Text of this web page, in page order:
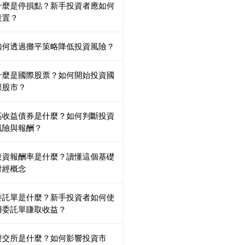
麼是停損點？新手投資者應如何
？
何透過攤平策略降低投資風險？
麼是國際股票？如何開始投資國
市？
收益債券是什麼？如何判斷投資
險與報酬？
資報酬率是什麼？讀懂這個基礎
經概念
託單是什麼？新手投資者如何使
委託單賺取收益？
交所是什麼？如何影響投資市